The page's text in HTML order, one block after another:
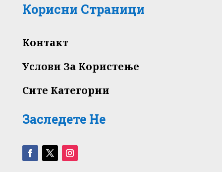
Корисни Страници
Контакт
Услови За Користење
Сите Категории
Заследете Не